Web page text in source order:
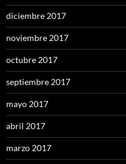
diciembre 2017
noviembre 2017
octubre 2017
septiembre 2017
mayo 2017
abril 2017
marzo 2017